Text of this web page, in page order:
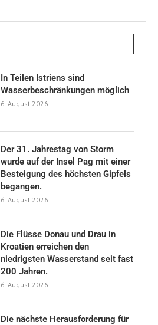
In Teilen Istriens sind
Wasserbeschränkungen möglich
6. August 2026
Der 31. Jahrestag von Storm
wurde auf der Insel Pag mit einer
Besteigung des höchsten Gipfels
begangen.
6. August 2026
Die Flüsse Donau und Drau in
Kroatien erreichen den
niedrigsten Wasserstand seit fast
200 Jahren.
6. August 2026
Die nächste Herausforderung für